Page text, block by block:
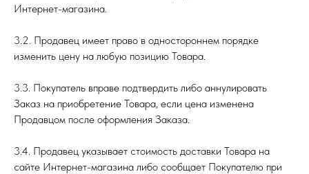
Интернет-магазина.
3.2. Продавец имеет право в одностороннем порядке
изменить цену на любую позицию Товара.
3.3. Покупатель вправе подтвердить либо аннулировать
Заказ на приобретение Товара, если цена изменена
Продавцом после оформления Заказа.
3.4. Продавец указывает стоимость доставки Товара на
сайте Интернет-магазина либо сообщает Покупателю при